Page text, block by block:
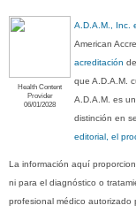
Health Content
Provider
06/01/2028
A.D.A.M., Inc.
American
acreditación
que A.D.A.M.
A.D.A.M. es
distinción en
editorial, el
La información aquí
ni para el diagnóstico o
profesional médico